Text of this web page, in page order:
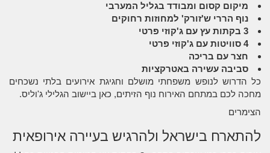
מיקום קסום ומבודד בגליל המערבי
נוף הררי ש'זורק' למחוזות רחוקים
3 בקתות עץ עם ג'קוזי פרטי
4 סוויטות עם ג'קוזי פרטי
חצר עם בריכה
סביבה עשירה באטרקציות
כל הדרוש לנופש משפחתי מושלם וחגיגת אירועים בלתי נשכחים
מחכה לכם במתחם האירוח נוף הזיתים, כאן ביישוב הגלילי ג'וליס.
הצימרים
להתארח בישראל ולהרגיש בעיירה אירופאית